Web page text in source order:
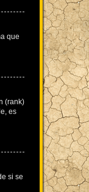
que
(rank)
es
si se